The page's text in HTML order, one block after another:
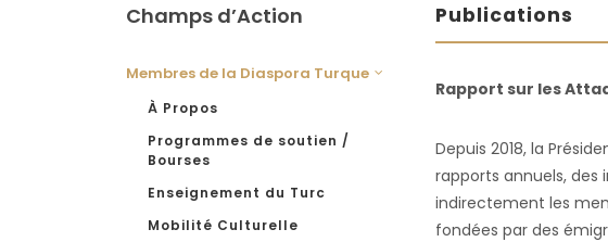
Champs d’Action
Membres de la Diaspora Turque
À Propos
Programmes de soutien /
Bourses
Enseignement du Turc
Mobilité Culturelle
Publications
Rapport sur les
Depuis 2018, la
rapports annuels,
indirectement les
fondées par des